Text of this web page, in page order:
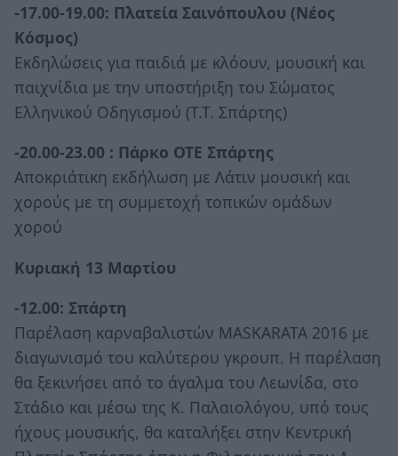
-17.00-19.00: Πλατεία Σαινόπουλου (Νέος
Κόσμος)
Εκδηλώσεις για παιδιά με κλόουν, μουσική και
παιχνίδια με την υποστήριξη του Σώματος
Ελληνικού Οδηγισμού (Τ.Τ. Σπάρτης)
-20.00-23.00 : Πάρκο ΟΤΕ Σπάρτης
Αποκριάτικη εκδήλωση με Λάτιν μουσική και
χορούς με τη συμμετοχή τοπικών ομάδων
χορού
Κυριακή 13 Μαρτίου
-12.00: Σπάρτη
Παρέλαση καρναβαλιστών MASKARATA 2016 με
διαγωνισμό του καλύτερου γκρουπ. Η παρέλαση
θα ξεκινήσει από το άγαλμα του Λεωνίδα, στο
Στάδιο και μέσω της Κ. Παλαιολόγου, υπό τους
ήχους μουσικής, θα καταλήξει στην Κεντρική